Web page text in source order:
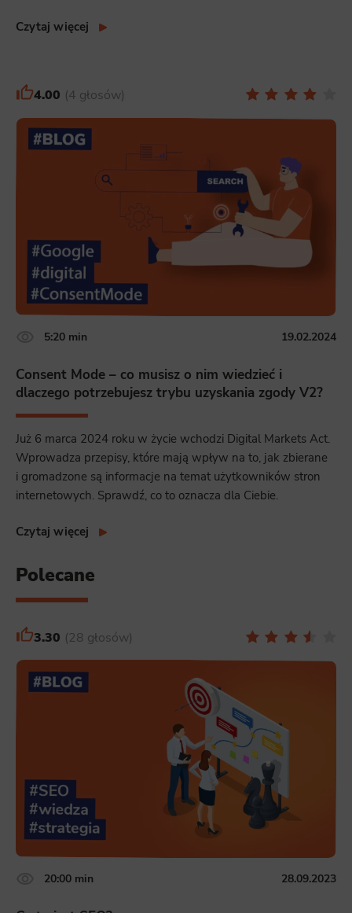
Czytaj więcej
4.00 4 głosów
5:20 min 19.02.2024
Consent Mode – co musisz o nim wiedzieć i
dlaczego potrzebujesz trybu uzyskania zgody V2?
Już 6 marca 2024 roku w życie wchodzi Digital Markets Act.
Wprowadza przepisy, które mają wpływ na to, jak zbierane
i gromadzone są informacje na temat użytkowników stron
internetowych. Sprawdź, co to oznacza dla Ciebie.
Czytaj więcej
Polecane
3.30 28 głosów
20:00 min 28.09.2023